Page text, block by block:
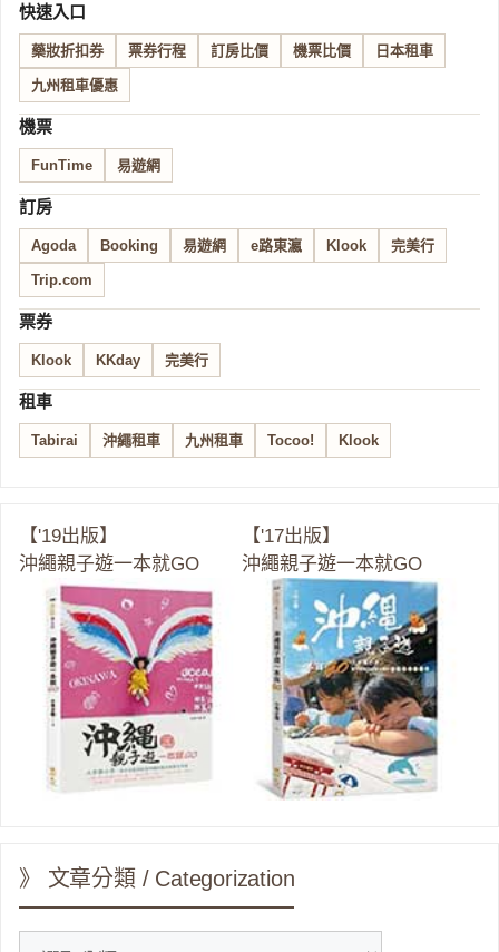
快速入口
藥妝折扣券 票券行程 訂房比價 機票比價 日本租車
九州租車優惠
機票
FunTime 易遊網
訂房
Agoda Booking 易遊網 e路東瀛 Klook 完美行
Trip.com
票券
Klook KKday 完美行
租車
Tabirai 沖繩租車 九州租車 Tocoo! Klook
【'19出版】
沖繩親子遊一本就GO
【'17出版】
沖繩親子遊一本就GO
》 文章分類 / Categorization